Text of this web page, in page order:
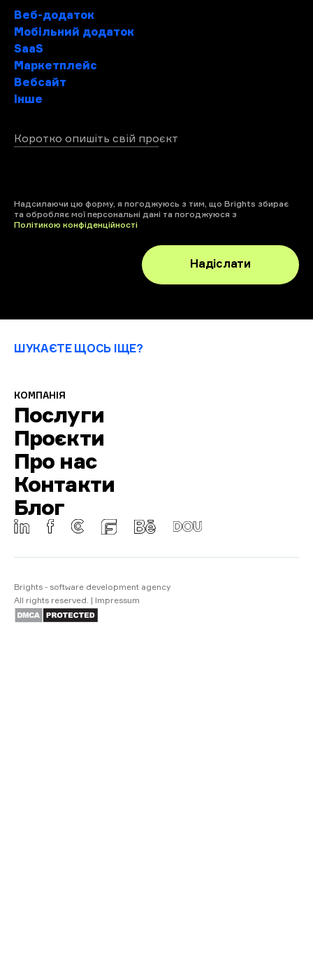
Веб-додаток
Мобільний додаток
SaaS
Маркетплейс
Вебсайт
Інше
Коротко опишіть свій проєкт
Надсилаючи цю форму, я погоджуюсь з тим, що Brights збирає
та обробляє мої персональні дані та погоджуюся з
Політикою конфіденційності
Надіслати
ШУКАЄТЕ ЩОСЬ ІЩЕ?
КОМПАНІЯ
Послуги
Проєкти
Про нас
Контакти
Блог
Brights - software development agency
All rights reserved. | Impressum